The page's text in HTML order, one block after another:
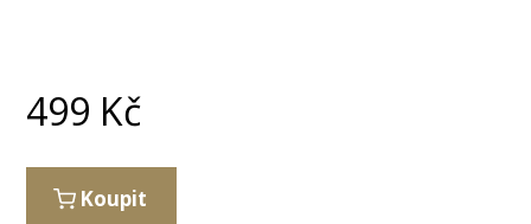
499 Kč
Koupit